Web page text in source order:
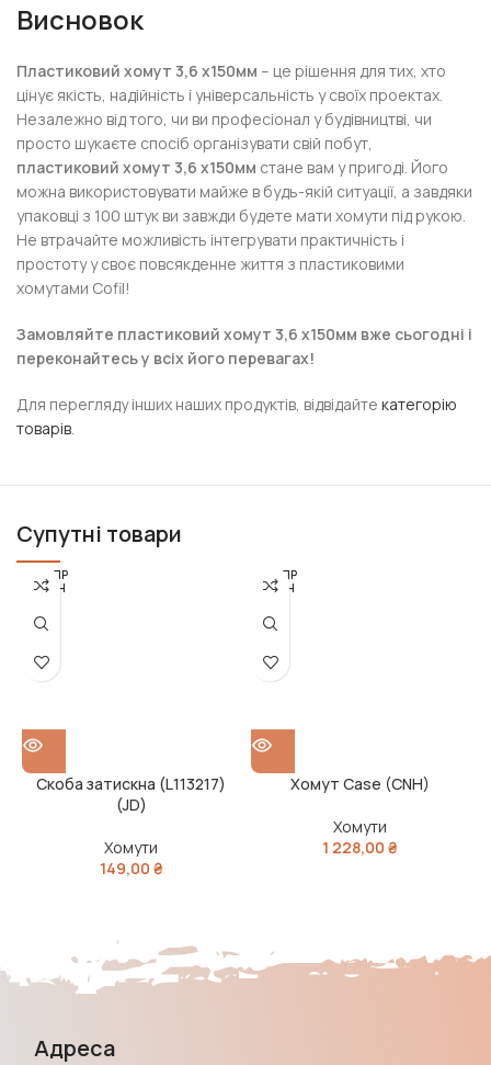
Висновок
Пластиковий хомут 3,6 х150мм – це рішення для тих, хто
цінує якість, надійність і універсальність у своїх проектах.
Незалежно від того, чи ви професіонал у будівництві, чи
просто шукаєте спосіб організувати свій побут,
пластиковий хомут 3,6 х150мм стане вам у пригоді. Його
можна використовувати майже в будь-якій ситуації, а завдяки
упаковці з 100 штук ви завжди будете мати хомути під рукою.
Не втрачайте можливість інтегрувати практичність і
простоту у своє повсякденне життя з пластиковими
хомутами Cofil!
Замовляйте пластиковий хомут 3,6 х150мм вже сьогодні і
переконайтесь у всіх його перевагах!
Для перегляду інших наших продуктів, відвідайтекатегорію
товарів.
Супутні товари
РОЗПР
ОДАН
Скоба затискна (L113217)
(JD)
Хомути
149,00 ₴
РОЗПР
ОДАН
Хомут Case (CNH)
Хомути
1 228,00 ₴
Адреса